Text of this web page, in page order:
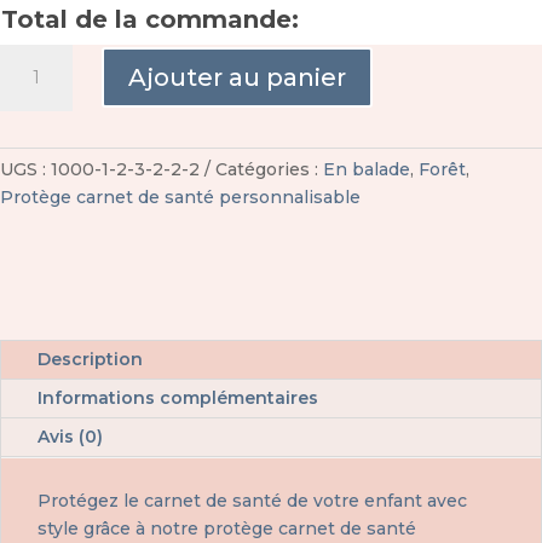
Total de la commande:
de
santé
Ajouter au panier
UGS : 1000-1-2-3-2-2-2 Catégories : En balade, Forêt,
Protège carnet de santé personnalisable
Description
Informations complémentaires
Avis (0)
Protégez le carnet de santé de votre enfant avec
style grâce à notre protège carnet de santé